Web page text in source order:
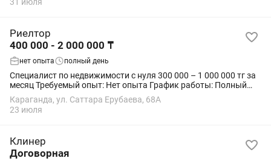
Риелтор
400 000 - 2 000 000 ₸
нет опыта полный день
Специалист по недвижимости с нуля 300 000 – 1 000 000 тг за
месяц Требуемый опыт: Нет опыта График работы: Полный
день Город и адрес: Караганда, ул. Саттара Ерубаева, 68/2
Требования и...
Караганда, ул. Саттара Ерубаева, 68А
23 июля
Клинер
Договорная